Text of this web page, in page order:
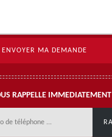
RAPPELLE IMMEDIATEMENT